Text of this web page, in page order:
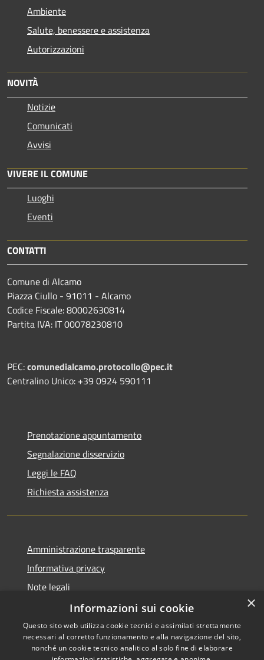
Ambiente
Salute, benessere e assistenza
Autorizzazioni
NOVITÀ
Notizie
Comunicati
Avvisi
VIVERE IL COMUNE
Luoghi
Eventi
CONTATTI
Comune di Alcamo
Piazza Ciullo - 91011 - Alcamo
Codice Fiscale: 80002630814
Partita IVA: IT 00078230810
PEC:comunedialcamo.protocollo@pec.it
Centralino Unico: +39 0924 590111
Prenotazione appuntamento
Segnalazione disservizio
Leggi le FAQ
Richiesta assistenza
Amministrazione trasparente
Informativa privacy
Note legali
Dichiarazione di accessibilità
×
Informazioni sui cookie
Questo sito web utilizza cookie tecnici e assimilati strettamente
necessari al corretto funzionamento e alla navigazione del sito,
nonché un cookie tecnico analitico al solo fine di elaborare